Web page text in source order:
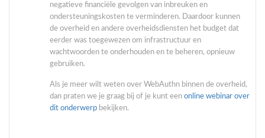
negatieve financiële gevolgen van inbreuken en
ondersteuningskosten te verminderen. Daardoor kunnen
de overheid en andere overheidsdiensten het budget dat
eerder was toegewezen om infrastructuur en
wachtwoorden te onderhouden en te beheren, opnieuw
gebruiken.
Als je meer wilt weten over WebAuthn binnen de overheid,
dan praten we je graag bij of je kunt een online webinar over
dit onderwerp bekijken.